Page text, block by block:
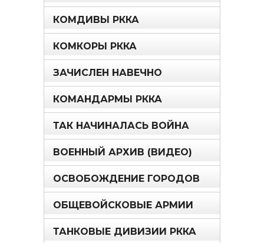
КОМДИВЫ РККА
КОМКОРЫ РККА
ЗАЧИСЛЕН НАВЕЧНО
КОМАНДАРМЫ РККА
ТАК НАЧИНАЛАСЬ ВОЙНА
ВОЕННЫЙ АРХИВ (ВИДЕО)
ОСВОБОЖДЕНИЕ ГОРОДОВ
ОБЩЕВОЙСКОВЫЕ АРМИИ
ТАНКОВЫЕ ДИВИЗИИ РККА